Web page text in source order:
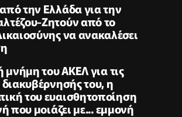
την Ελλάδα για την
Ζητούν από το
να ανακαλέσει
μνήμη του ΑΚΕΛ για τις
του, η
του ευαισθητοποίηση
που μοιάζει με... εμμονή